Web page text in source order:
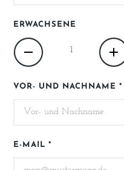
ERWACHSENE
VOR- UND NACHNAME *
E-MAIL *